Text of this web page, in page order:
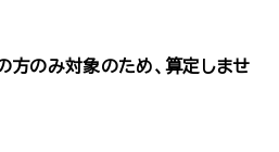
方のみ対象のため、算定しませ